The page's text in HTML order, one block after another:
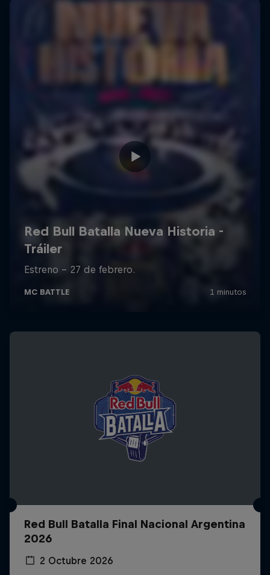
Red Bull Batalla Final Nacional Argentina
2026
2 Octubre 2026